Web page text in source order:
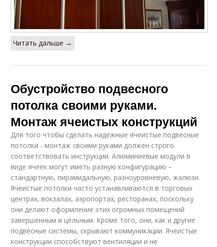
Читать дальше →
Обустройство подвесного
потолка своими руками.
Монтаж ячеистых конструкций
Для того чтобы сделать надежные ячеистые подвесные
потолки - монтаж своими руками должен строго
соответствовать инструкции. Алюминиевые модули в
виде ячеек могут иметь разную конфигурацию –
стандартную, пирамидальную, разноуровневую, жалюзи.
Ячеистые потолки часто устанавливаются в торговых
центрах, вокзалах, аэропортах, ресторанах, поскольку
они делают оформление этих огромных помещений
завершенным и цельным. Кроме того, они, как и другие
подвесные системы, скрывают коммуникации. Ячеистые
конструкции способствуют вентиляции и не